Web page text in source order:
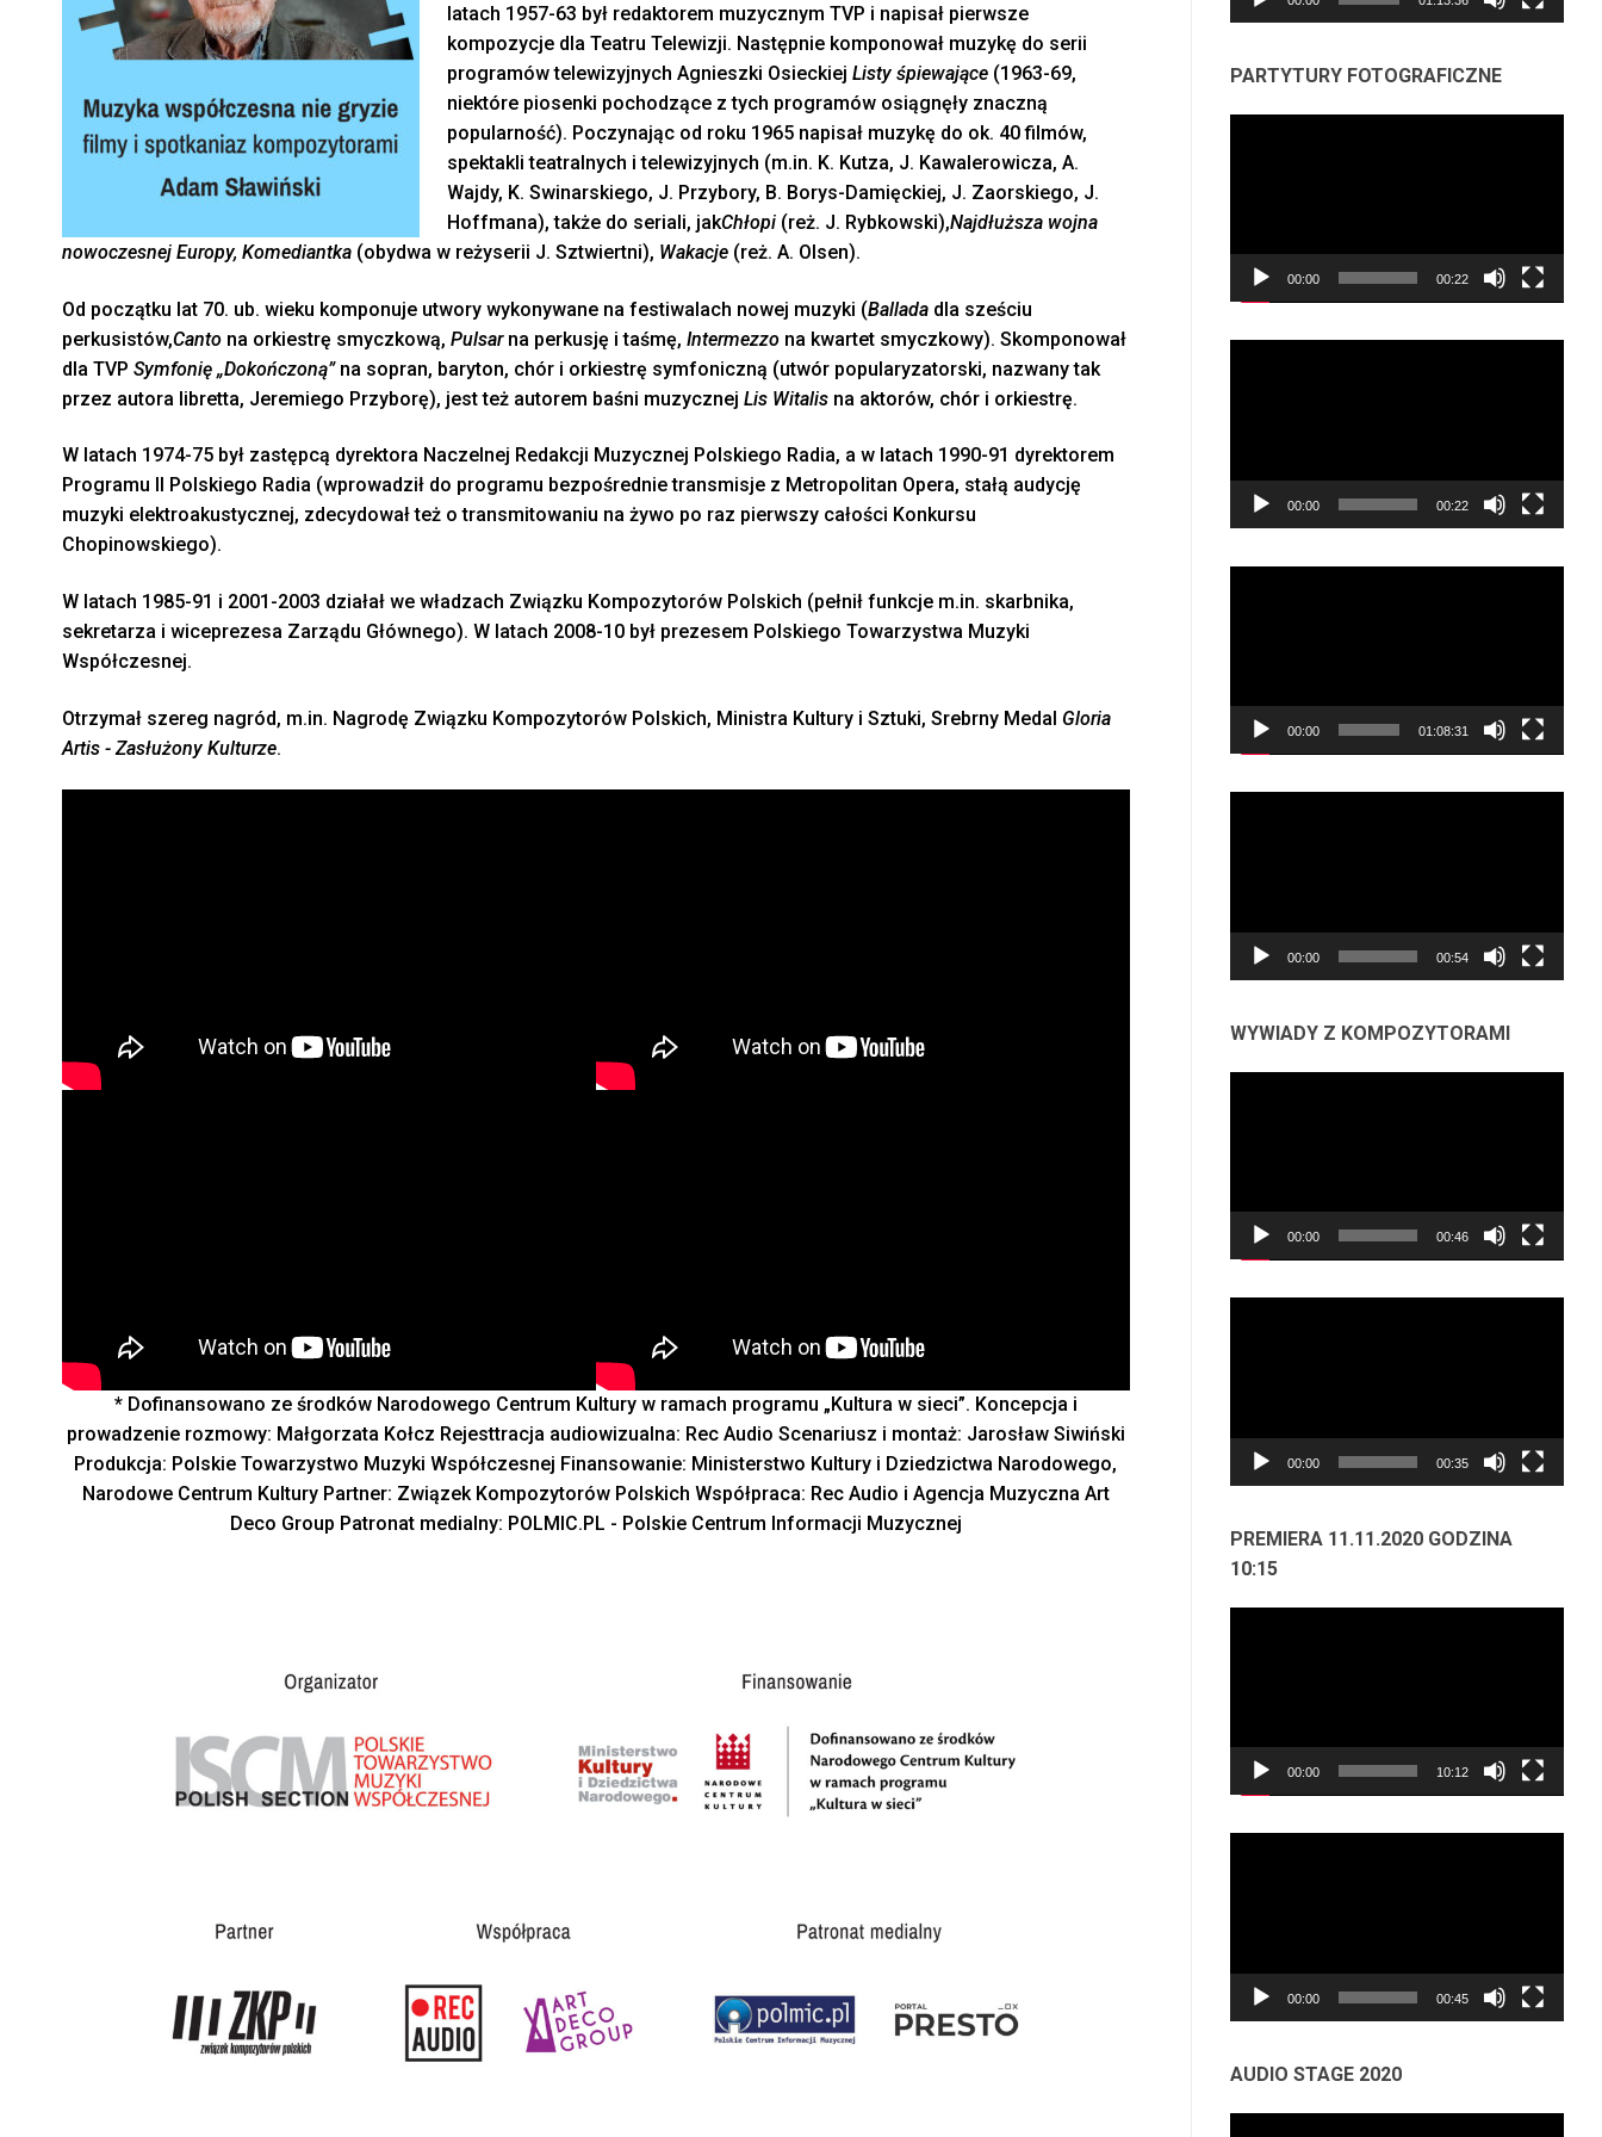
latach 1957-63 był redaktorem muzycznym TVP i napisał pierwsze
kompozycje dla Teatru Telewizji. Następnie komponował muzykę do serii
programów telewizyjnych Agnieszki Osieckiej Listy śpiewające(1963-69,
niektóre piosenki pochodzące z tych programów osiągnęły znaczną
popularność). Poczynając od roku 1965 napisał muzykę do ok. 40 filmów,
spektakli teatralnych i telewizyjnych (m.in. K. Kutza, J. Kawalerowicza, A.
Wajdy, K. Swinarskiego, J. Przybory, B. Borys-Damięckiej, J. Zaorskiego, J.
Hoffmana), także do seriali, jakChłopi (reż. J. Rybkowski),Najdłuższa wojna
nowoczesnej Europy, Komediantka (obydwa w reżyserii J. Sztwiertni), Wakacje (reż. A. Olsen).
Od początku lat 70. ub. wieku komponuje utwory wykonywane na festiwalach nowej muzyki (Ballada dla sześciu
perkusistów,Canto na orkiestrę smyczkową, Pulsarna perkusję i taśmę, Intermezzo na kwartet smyczkowy). Skomponował
dla TVP Symfonię „Dokończoną”na sopran, baryton, chór i orkiestrę symfoniczną (utwór popularyzatorski, nazwany tak
przez autora libretta, Jeremiego Przyborę), jest też autorem baśni muzycznej Lis Witalis na aktorów, chór i orkiestrę.
W latach 1974-75 był zastępcą dyrektora Naczelnej Redakcji Muzycznej Polskiego Radia, a w latach 1990-91 dyrektorem
Programu II Polskiego Radia (wprowadził do programu bezpośrednie transmisje z Metropolitan Opera, stałą audycję
muzyki elektroakustycznej, zdecydował też o transmitowaniu na żywo po raz pierwszy całości Konkursu
Chopinowskiego).
W latach 1985-91 i 2001-2003 działał we władzach Związku Kompozytorów Polskich (pełnił funkcje m.in. skarbnika,
sekretarza i wiceprezesa Zarządu Głównego). W latach 2008-10 był prezesem Polskiego Towarzystwa Muzyki
Współczesnej.
Otrzymał szereg nagród, m.in. Nagrodę Związku Kompozytorów Polskich, Ministra Kultury i Sztuki, Srebrny Medal Gloria
Artis - Zasłużony Kulturze.
* Dofinansowano ze środków Narodowego Centrum Kultury w ramach programu „Kultura w sieci”. Koncepcja i
prowadzenie rozmowy: Małgorzata Kołcz Rejesttracja audiowizualna: Rec Audio Scenariusz i montaż: Jarosław Siwiński
Produkcja: Polskie Towarzystwo Muzyki Współczesnej Finansowanie: Ministerstwo Kultury i Dziedzictwa Narodowego,
Narodowe Centrum Kultury Partner: Związek Kompozytorów Polskich Współpraca: Rec Audio i Agencja Muzyczna Art
Deco Group Patronat medialny: POLMIC.PL - Polskie Centrum Informacji Muzycznej
PARTYTURY FOTOGRAFICZNE
00:00 00:22
00:00 00:22
00:00 01:08:31
00:00 00:54
WYWIADY Z KOMPOZYTORAMI
00:00 00:46
00:00 00:35
PREMIERA 11.11.2020 GODZINA
10:15
00:00 10:12
00:00 00:45
AUDIO STAGE 2020